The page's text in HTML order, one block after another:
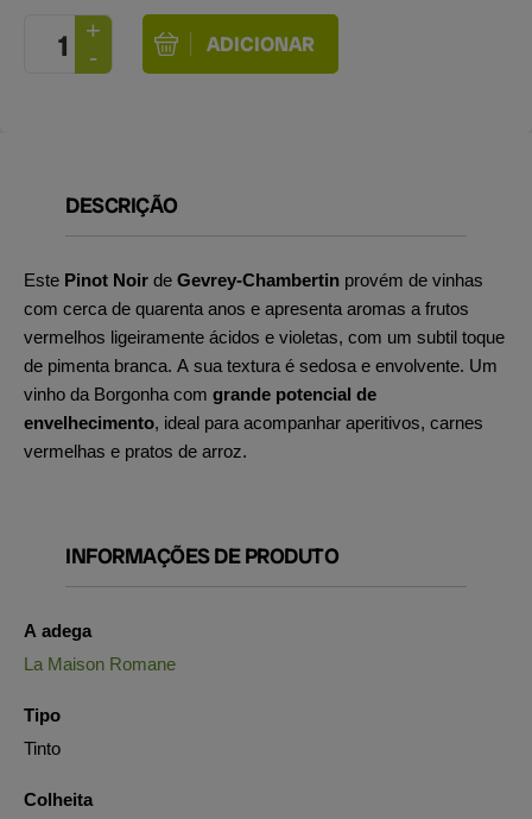
DESCRIÇÃO
Este Pinot Noir de Gevrey-Chambertin provém de vinhas
com cerca de quarenta anos e apresenta aromas a frutos
vermelhos ligeiramente ácidos e violetas, com um subtil toque
de pimenta branca. A sua textura é sedosa e envolvente. Um
vinho da Borgonha com grande potencial de
envelhecimento, ideal para acompanhar aperitivos, carnes
vermelhas e pratos de arroz.
INFORMAÇÕES DE PRODUTO
A adega
La Maison Romane
Tipo
Tinto
Colheita